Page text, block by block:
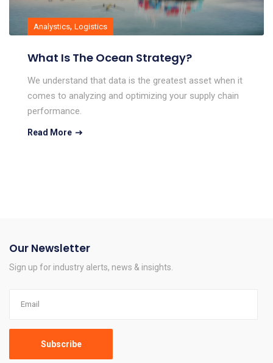
Analystics, Logistics
What Is The Ocean Strategy?
We understand that data is the greatest asset when it
comes to analyzing and optimizing your supply chain
performance.
Read More
Our Newsletter
Sign up for industry alerts, news & insights.